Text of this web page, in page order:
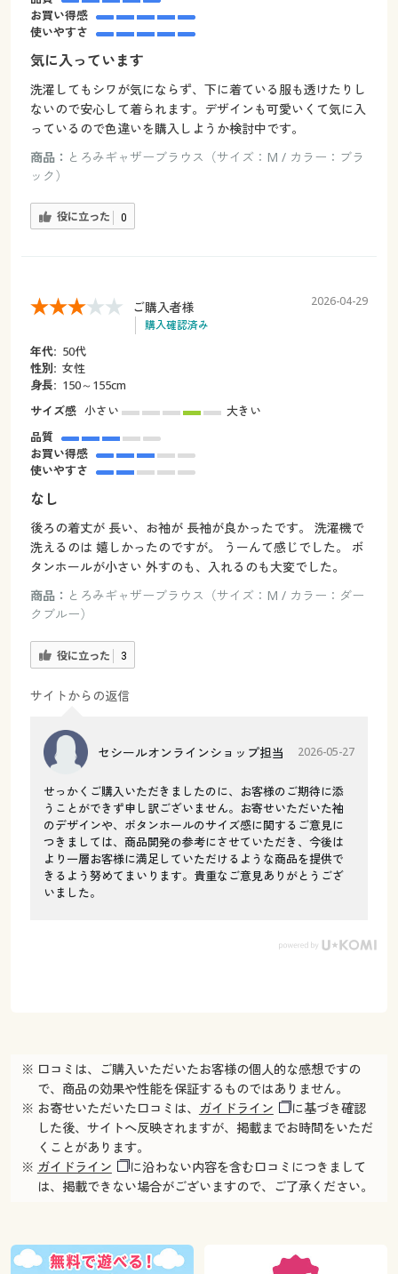
お買い得感
使いやすさ
気に入っています
洗濯してもシワが気にならず、下に着ている服も透けたりし
ないので安心して着られます。デザインも可愛いくて気に入
っているので色違いを購入しようか検討中です。
商品： とろみギャザーブラウス（サイズ：M / カラー：ブラ
ック）
役に立った 0
ご購入者様
購入確認済み
2026-04-29
年代: 50代
性別: 女性
身長: 150～155cm
サイズ感 小さい
大きい
品質
お買い得感
使いやすさ
なし
後ろの着丈が 長い、お袖が 長袖が良かったです。 洗濯機で
洗えるのは 嬉しかったのですが。 うーんて感じでした。 ボ
タンホールが小さい 外すのも、入れるのも大変でした。
商品： とろみギャザーブラウス（サイズ：M / カラー：ダー
クブルー）
役に立った 3
サイトからの返信
セシールオンラインショップ担当 2026-05-27
せっかくご購入いただきましたのに、お客様のご期待に添
うことができず申し訳ございません。お寄せいただいた袖
のデザインや、ボタンホールのサイズ感に関するご意見に
つきましては、商品開発の参考にさせていただき、今後は
より一層お客様に満足していただけるような商品を提供で
きるよう努めてまいります。貴重なご意見ありがとうござ
いました。
※ 口コミは、ご購入いただいたお客様の個人的な感想ですの
で、商品の効果や性能を保証するものではありません。
※ お寄せいただいた口コミは、 ガイドライン
に基づき確認
した後、サイトへ反映されますが、掲載までお時間をいただ
くことがあります。
※ ガイドライン
に沿わない内容を含む口コミにつきまして
は、掲載できない場合がございますので、ご了承ください。